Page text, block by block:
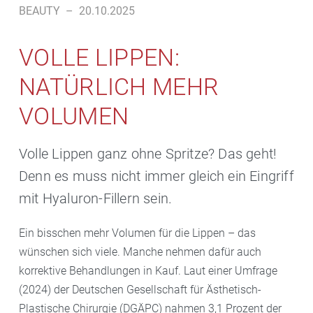
BEAUTY – 20.10.2025
VOLLE LIPPEN:
NATÜRLICH MEHR
VOLUMEN
Volle Lippen ganz ohne Spritze? Das geht!
Denn es muss nicht immer gleich ein Eingriff
mit Hyaluron-Fillern sein.
Ein bisschen mehr Volumen für die Lippen – das
wünschen sich viele. Manche nehmen dafür auch
korrektive Behandlungen in Kauf. Laut einer Umfrage
(2024) der Deutschen Gesellschaft für Ästhetisch-
Plastische Chirurgie (DGÄPC) nahmen 3,1 Prozent der